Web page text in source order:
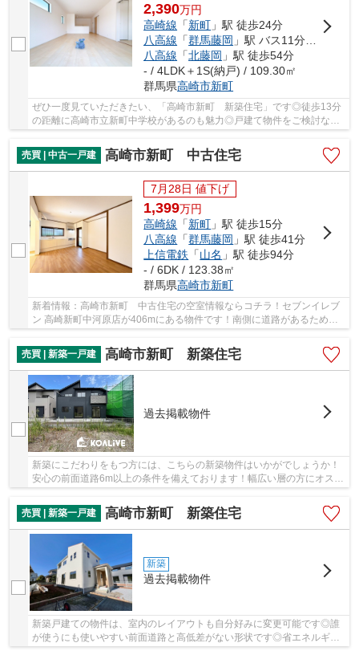
2,390万円
高崎線 「新町 」駅 徒歩24分
八高線 「群馬藤岡 」駅 バス11分 「国道十字路」 停歩21分
八高線 「北藤岡 」駅 徒歩54分
- / 4LDK＋1S(納戸) / 109.30㎡
群馬県高崎市新町
ぜひ一度見ていただきたい、「高崎市新町 新築住宅」です◎徒歩13分
の距離に高崎市立新町中学校があるのも魅力◎戸建て物件をご検討な
売買 | 中古一戸建
高崎市新町 中古住宅
7月28日 値下げ
1,399万円
高崎線 「新町 」駅 徒歩15分
八高線 「群馬藤岡 」駅 徒歩41分
上信電鉄 「山名 」駅 徒歩94分
- / 6DK / 123.38㎡
群馬県高崎市新町
新着情報：高崎市新町 中古住宅の空室情報ならコチラ！セブンイレブ
ン 高崎新町中河原店が406mにある物件です！南側に道路があるため十
売買 | 新築一戸建
高崎市新町 新築住宅
過去掲載物件
新築にこだわりをもつ方には、こちらの新築物件はいかがでしょうか！
安心の前面道路6m以上の条件を備えております！幅広い層の方にオスス
売買 | 新築一戸建
高崎市新町 新築住宅
新築
過去掲載物件
新築戸建ての物件は、室内のレイアウトも自分好みに変更可能です◎誰
が使うにも使いやすい前面道路と高低差がない形状です◎省エネルギー